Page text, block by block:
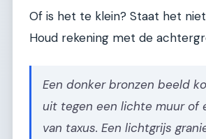
Of is het te klein? Staat het
Houd rekening met de
Een donker bronzen beeld
uit tegen een lichte muur of
van taxus. Een lichtgrijs